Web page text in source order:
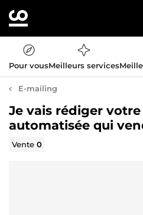
Pour vousMeilleurs services
E-mailing
Je vais rédiger
automatisée qui
Vente0